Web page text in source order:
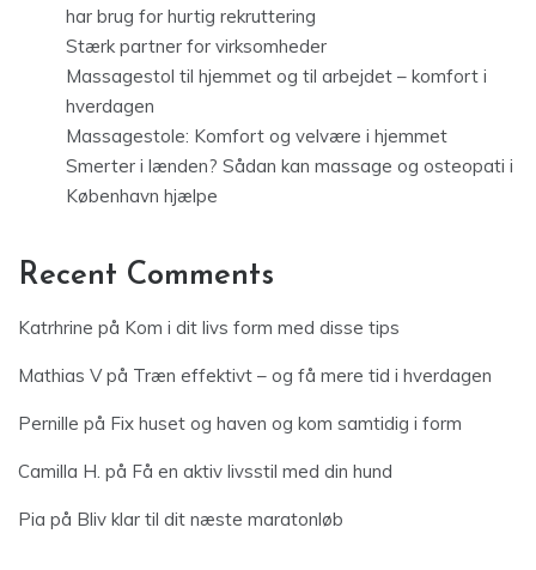
Recent Comments
Katrhrine på
Mathias VpåTræn effektivt – og få mere tid i hverdagen
PernillepåFix huset og haven og kom samtidig i form
PiapåBliv klar til dit næste maratonløb
Archives
februar 2026
december 2025
juli 2025